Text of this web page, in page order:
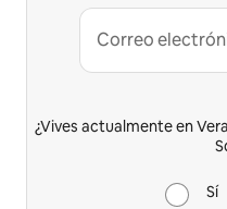
Correo
¿Vives actualmente en
Sí